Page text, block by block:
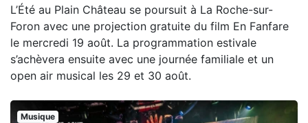
L’Été au Plain Château se poursuit à La Roche-sur-
Foron avec une projection gratuite du film En Fanfare
le mercredi 19 août. La programmation estivale
s’achèvera ensuite avec une journée familiale et un
open air musical les 29 et 30 août.
Musique